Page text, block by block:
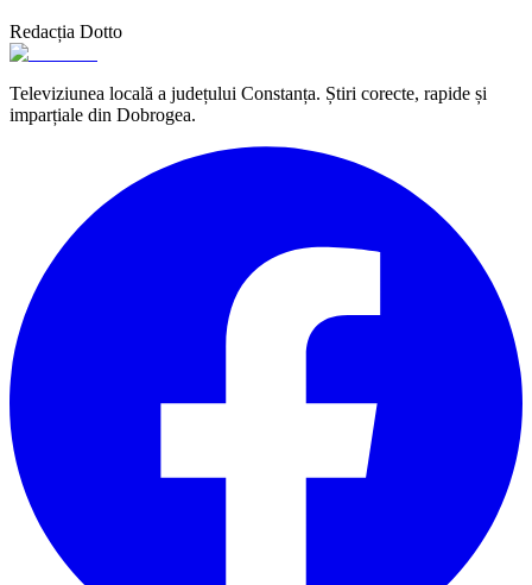
Redacția Dotto
Televiziunea locală a județului Constanța. Știri corecte, rapide și
imparțiale din Dobrogea.